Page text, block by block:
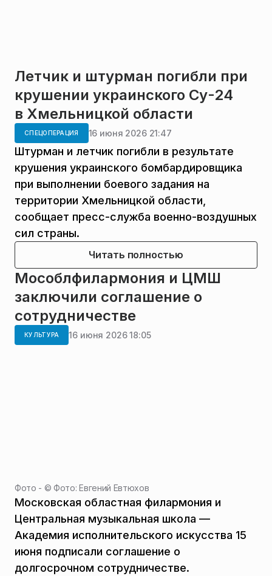
Летчик и штурман погибли при
крушении украинского Су-24
в Хмельницкой области
СПЕЦОПЕРАЦИЯ 16 июня 2026 21:47
Штурман и летчик погибли в результате
крушения украинского бомбардировщика
при выполнении боевого задания на
территории Хмельницкой области,
сообщает пресс-служба военно-воздушных
сил страны.
Читать полностью
Мособлфилармония и ЦМШ
заключили соглашение о
сотрудничестве
КУЛЬТУРА 16 июня 2026 18:05
Фото - ©Фото: Евгений Евтюхов
Московская областная филармония и
Центральная музыкальная школа —
Академия исполнительского искусства 15
июня подписали соглашение о
долгосрочном сотрудничестве.